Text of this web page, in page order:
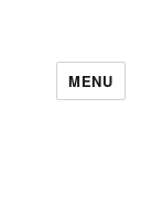
MENU